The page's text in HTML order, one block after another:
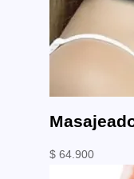
$ 64.900